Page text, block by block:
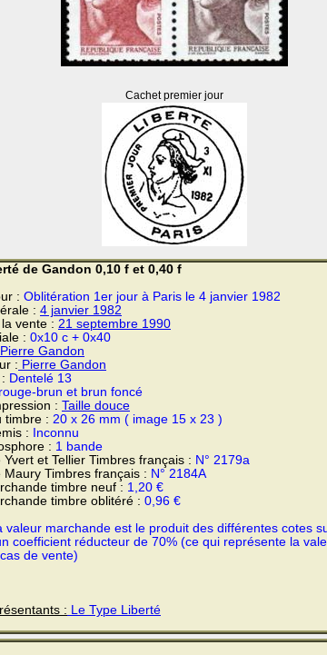
Cachet premier jour
de Gandon 0,10 f et 0,40 f
: Oblitération 1er jour à Paris le 4 janvier 1982
: 4 janvier 1982
vente : 21 septembre 1990
: 0x10 c + 0x40
Pierre Gandon
: Pierre Gandon
Dentelé 13
rouge-brun et brun foncé
: Taille douce
timbre : 20 x 26 mm ( image 15 x 23 )
:
Inconnu
: 1 bande
Yvert et Tellier Timbres français : N° 2179a
Maury Timbres français : N° 2184A
timbre neuf : 1,20 €
timbre oblitéré : 0,96 €
valeur marchande est le produit des différentes cotes
coefficient réducteur de 70% (ce qui représente la
de vente)
: Le Type Liberté